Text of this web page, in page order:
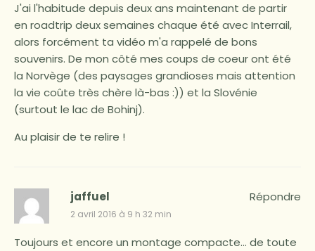
J'ai l'habitude depuis deux ans maintenant de partir
en roadtrip deux semaines chaque été avec Interrail,
alors forcément ta vidéo m'a rappelé de bons
souvenirs. De mon côté mes coups de coeur ont été
la Norvège (des paysages grandioses mais attention
la vie coûte très chère là-bas :)) et la Slovénie
(surtout le lac de Bohinj).
Au plaisir de te relire !
jaffuel
2 avril 2016 à 9 h 32 min
Toujours et encore un montage compacte… de toute
Répondre